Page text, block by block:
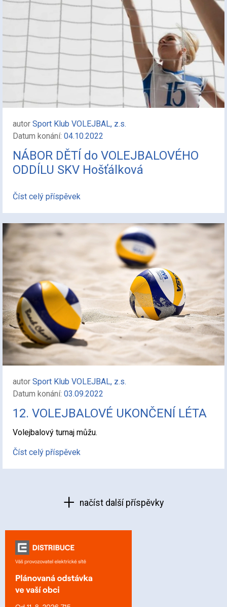
autor Sport Klub VOLEJBAL, z.s.
Datum konání: 04.10.2022
NÁBOR DĚTÍ do VOLEJBALOVÉHO
ODDÍLU SKV Hošťálková
Číst celý příspěvek
autor Sport Klub VOLEJBAL, z.s.
Datum konání: 03.09.2022
12. VOLEJBALOVÉ UKONČENÍ LÉTA
Volejbalový turnaj můžu.
Číst celý příspěvek
načíst další příspěvky